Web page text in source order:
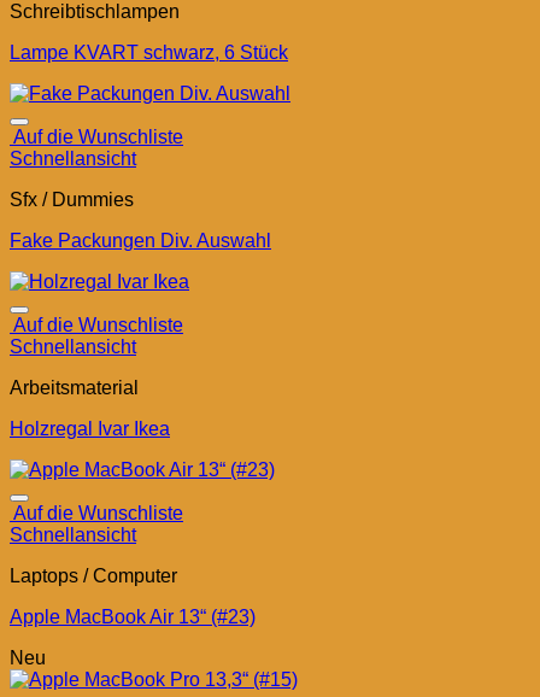
Schreibtischlampen
Lampe KVART schwarz, 6 Stück
Auf die Wunschliste
Schnellansicht
Sfx / Dummies
Fake Packungen Div. Auswahl
Auf die Wunschliste
Schnellansicht
Arbeitsmaterial
Holzregal Ivar Ikea
Auf die Wunschliste
Schnellansicht
Laptops / Computer
Apple MacBook Air 13“ (#23)
Neu